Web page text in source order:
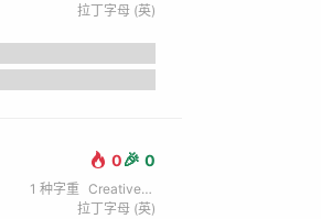
拉丁字母 (英)
0🎉 0
1 种字重
Creative / 创意
拉丁字母 (英)